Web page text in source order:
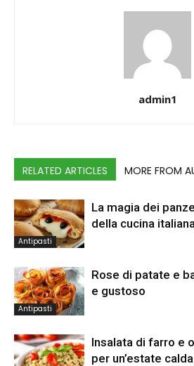
admin1
RELATED ARTICLES MORE FROM
Antipasti
La magia dei
della cucina italiana
Antipasti
Rose di patate e
e gustoso
Insalata di farro e
per un’estate calda